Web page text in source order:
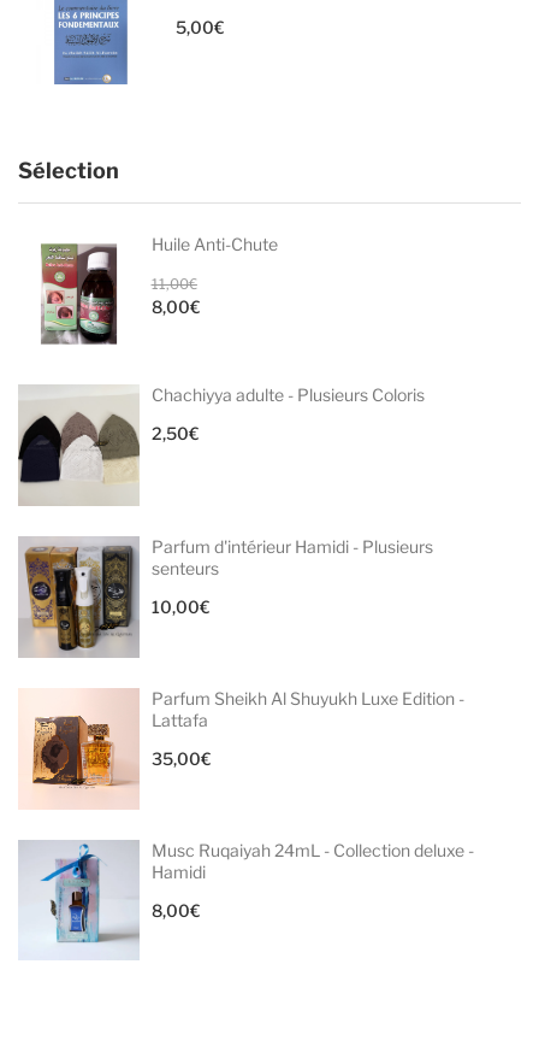
5,00€
Sélection
Huile Anti-Chute
11,00€
prix
11,00€.
8,00€
est :
Chachiyya adulte - Plusieurs Coloris
2,50€
Parfum d'intérieur Hamidi - Plusieurs
senteurs
10,00€
Parfum Sheikh Al Shuyukh Luxe Edition -
Lattafa
35,00€
Musc Ruqaiyah 24mL - Collection deluxe -
Hamidi
8,00€